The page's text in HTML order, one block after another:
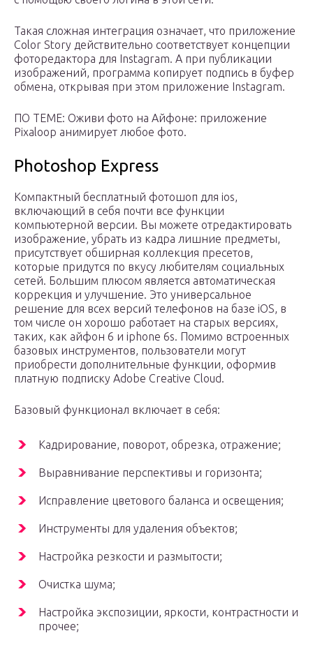
Такая сложная интеграция означает, что приложение
Color Story действительно соответствует концепции
фоторедактора для Instagram. А при публикации
изображений, программа копирует подпись в буфер
обмена, открывая при этом приложение Instagram.
ПО ТЕМЕ: Оживи фото на Айфоне: приложение
Pixaloop анимирует любое фото.
Photoshop Express
Компактный бесплатный фотошоп для ios,
включающий в себя почти все функции
компьютерной версии. Вы можете отредактировать
изображение, убрать из кадра лишние предметы,
присутствует обширная коллекция пресетов,
которые придутся по вкусу любителям социальных
сетей. Большим плюсом является автоматическая
коррекция и улучшение. Это универсальное
решение для всех версий телефонов на базе iOS, в
том числе он хорошо работает на старых версиях,
таких, как айфон 6 и iphone 6s. Помимо встроенных
базовых инструментов, пользователи могут
приобрести дополнительные функции, оформив
платную подписку Adobe Creative Cloud.
Базовый функционал включает в себя:
Кадрирование, поворот, обрезка, отражение;
Выравнивание перспективы и горизонта;
Исправление цветового баланса и освещения;
Инструменты для удаления объектов;
Настройка резкости и размытости;
Очистка шума;
Настройка экспозиции, яркости, контрастности и
прочее;